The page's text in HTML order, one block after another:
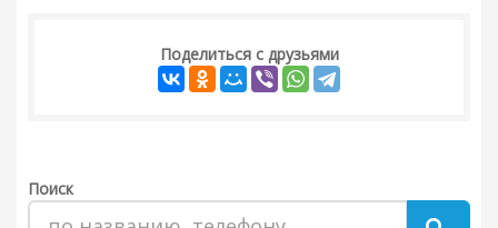
Поделиться с друзьями
Поиск